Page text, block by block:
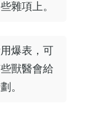
雜項上。
爆表，可
獸醫會給
。